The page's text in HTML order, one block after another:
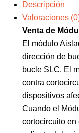
Descripción
Valoraciones
Venta de
El módulo
dirección de
bucle SLC. El
contra
dispositivos
Cuando el
cortocircuito